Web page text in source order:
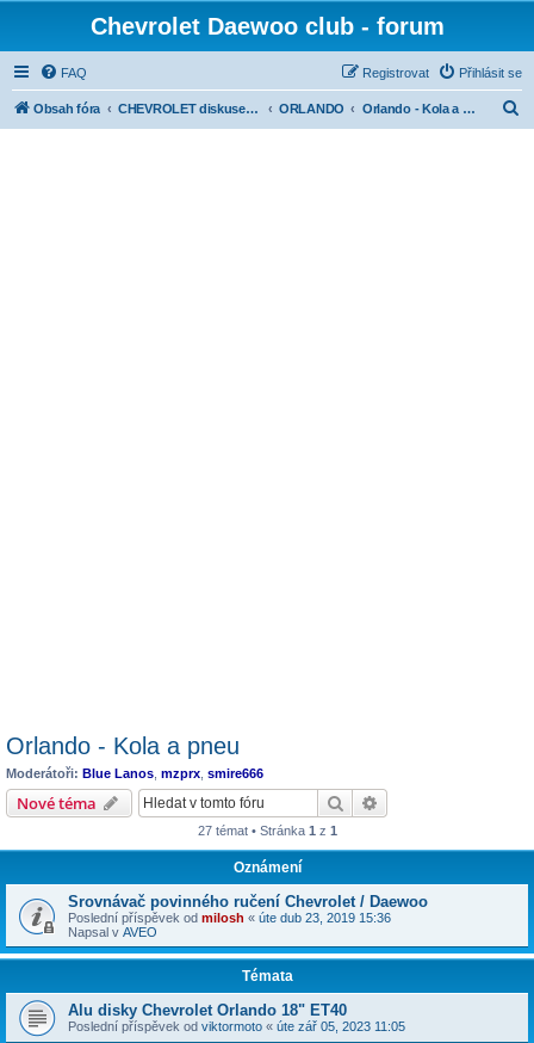
Chevrolet Daewoo club - forum
FAQ Přihlásit se
Registrovat
Obsah fóra CHEVROLET diskuse dle modelů ORLANDO Orlando - Kola a pneu
Orlando - Kola a pneu
Moderátoři: Blue Lanos mzprx smire666
Nové téma Hledat
27 témat • Stránka 1 z 1
Oznámení
Srovnávač povinného ručení Chevrolet / Daewoo
Poslední příspěvek od milosh « úte dub 23, 2019 15:36
Napsal v AVEO
Témata
Alu disky Chevrolet Orlando 18" ET40
Poslední příspěvek od viktormoto « úte zář 05, 2023 11:05